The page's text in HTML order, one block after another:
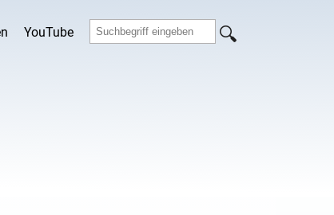
YouTube